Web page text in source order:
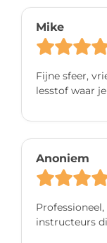
Mike
Fijne sfeer,
lesstof waar
Anoniem
instructeurs